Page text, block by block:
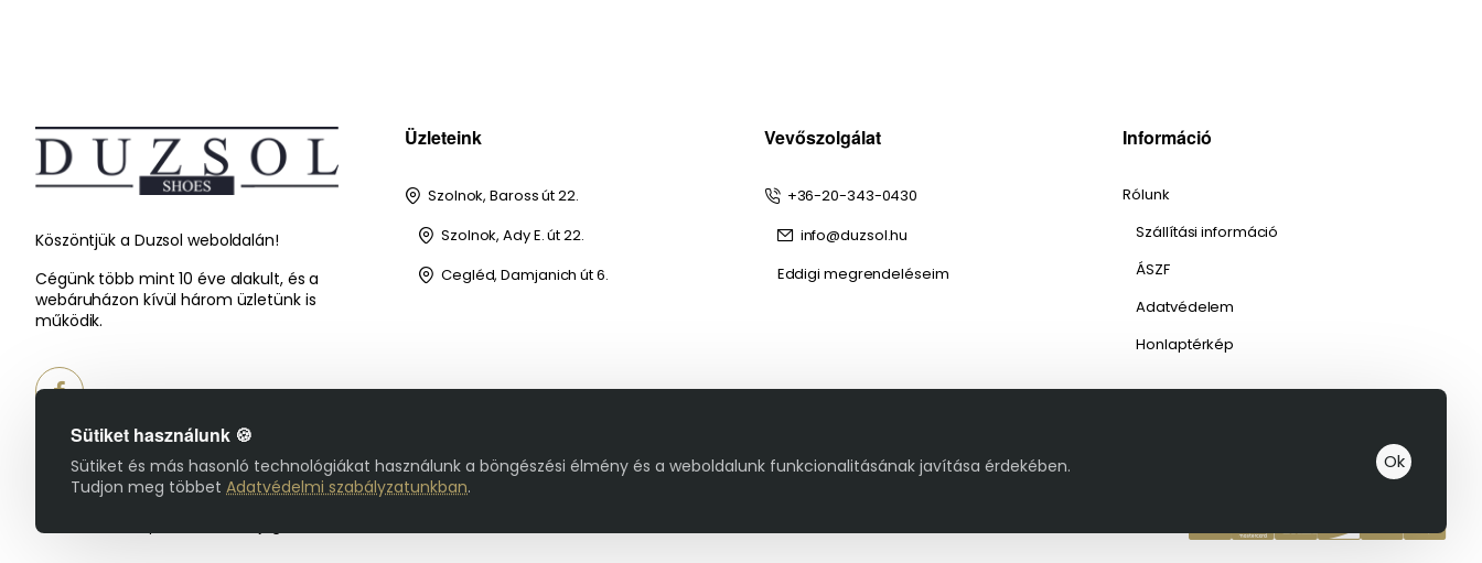
Sütiket használunk 🍪
Sütiket és más hasonló technológiákat használunk a böngészési élmény és a weboldalunk funkcionalitásának javítása érdekében.
Tudjon meg többet Adatvédelmi szabályzatunkban.
Ok
Köszöntjük a Duzsol weboldalán!
Cégünk több mint 10 éve alakult, és a
webáruházon kívül három üzletünk is
működik.
Üzleteink
Szolnok, Baross út 22.
Szolnok, Ady E. út 22.
Cegléd, Damjanich út 6.
Vevőszolgálat
+36-20-343-0430
info@duzsol.hu
Eddigi megrendeléseim
Információ
Rólunk
Szállítási információ
ÁSZF
Adatvédelem
Honlaptérkép
© 2025 Duzsol Cipőbolt - Minden jog fenntartva!